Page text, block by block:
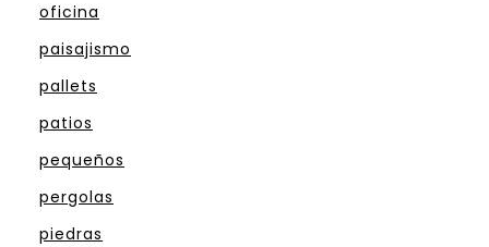
oficina
paisajismo
pallets
patios
pequeños
pergolas
piedras